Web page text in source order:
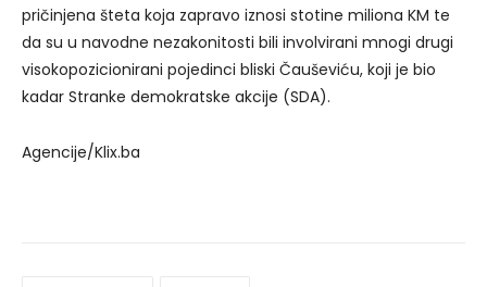
pričinjena šteta koja zapravo iznosi stotine miliona KM te
da su u navodne nezakonitosti bili involvirani mnogi drugi
visokopozicionirani pojedinci bliski Čauševiću, koji je bio
kadar Stranke demokratske akcije (SDA).
Agencije/Klix.ba